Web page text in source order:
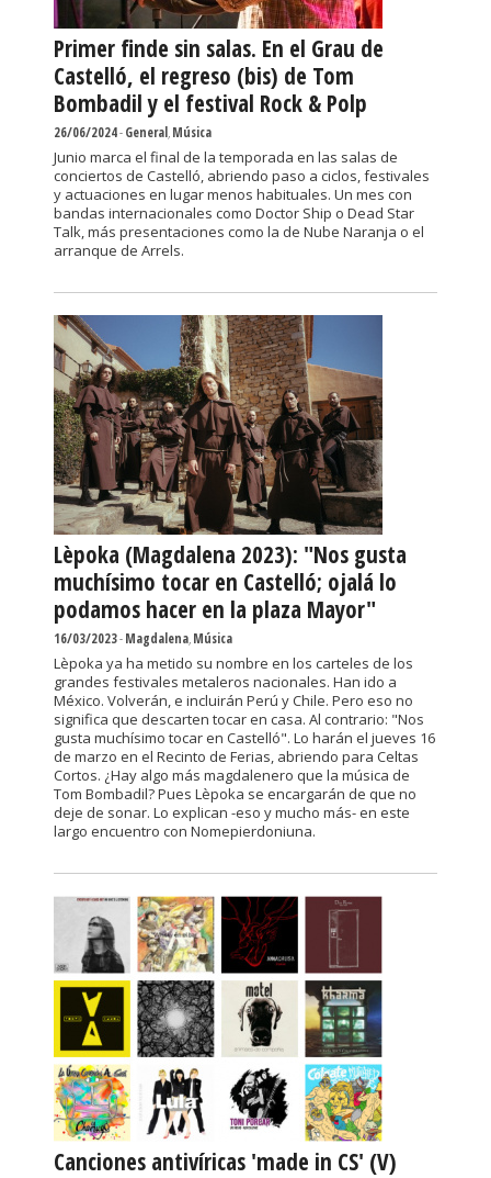
Primer finde sin salas. En el Grau de
Castelló, el regreso (bis) de Tom
Bombadil y el festival Rock & Polp
26/06/2024-General,Música
Junio marca el final de la temporada en las salas de
conciertos de Castelló, abriendo paso a ciclos, festivales
y actuaciones en lugar menos habituales. Un mes con
bandas internacionales como Doctor Ship o Dead Star
Talk, más presentaciones como la de Nube Naranja o el
arranque de Arrels.
Lèpoka (Magdalena 2023): "Nos gusta
muchísimo tocar en Castelló; ojalá lo
podamos hacer en la plaza Mayor"
16/03/2023-Magdalena,Música
Lèpoka ya ha metido su nombre en los carteles de los
grandes festivales metaleros nacionales. Han ido a
México. Volverán, e incluirán Perú y Chile. Pero eso no
significa que descarten tocar en casa. Al contrario: "Nos
gusta muchísimo tocar en Castelló". Lo harán el jueves 16
de marzo en el Recinto de Ferias, abriendo para Celtas
Cortos. ¿Hay algo más magdalenero que la música de
Tom Bombadil? Pues Lèpoka se encargarán de que no
deje de sonar. Lo explican -eso y mucho más- en este
largo encuentro con Nomepierdoniuna.
Canciones antivíricas 'made in CS' (V)